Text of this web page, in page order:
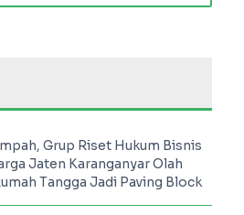
Grup Riset Hukum Bisnis
Jaten Karanganyar Olah
Tangga Jadi Paving Block